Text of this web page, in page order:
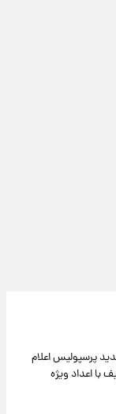
پرسپولیس اعلام
با اعداد ویژه